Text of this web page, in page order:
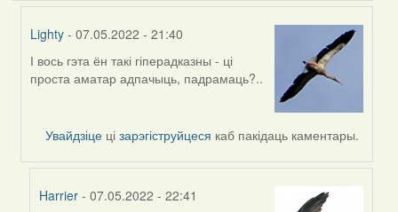
Lighty - 07.05.2022 - 21:40
In
reply
Harrier
І вось гэта ён такі гіперадказны - ці
проста аматар адпачыць, падрамаць?..
Увайдзіце цізарэгіструйцеся каб пакідаць каментары.
Harrier - 07.05.2022 - 22:41